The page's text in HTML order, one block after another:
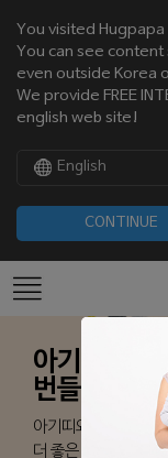
You visited
You can see
even outside Korea
We provide FREE
english web site!
English
CONTINUE
아기띠
번들 상품
아기띠와 다양한 외
더 좋은 가격으로 만